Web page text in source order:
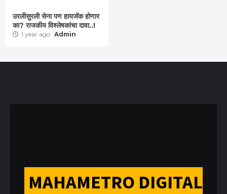
उरलीसुरली सेना पण हायजॅक होणार
का? राजकीय विश्लेषकांचा दावा..!
1 year ago Admin
MAHAMETRO DIGITAL